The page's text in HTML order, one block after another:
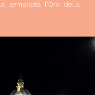
semplicità l'Oro della